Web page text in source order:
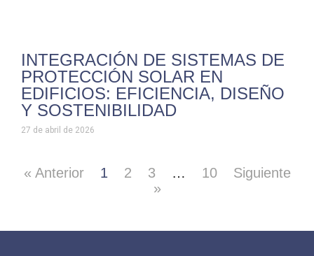
INTEGRACIÓN DE SISTEMAS DE
PROTECCIÓN SOLAR EN
EDIFICIOS: EFICIENCIA, DISEÑO
Y SOSTENIBILIDAD
27 de abril de 2026
« Anterior 1 2 3 … 10
Siguiente
»